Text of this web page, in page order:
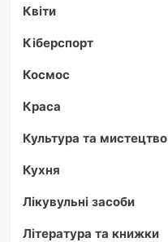
Квіти
Кіберспорт
Космос
Краса
Культура та мистецтво
Кухня
Лікувульні засоби
Література та книжки